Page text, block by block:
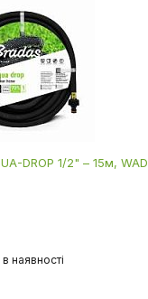
DROP 1/2" – 15м,
наявності